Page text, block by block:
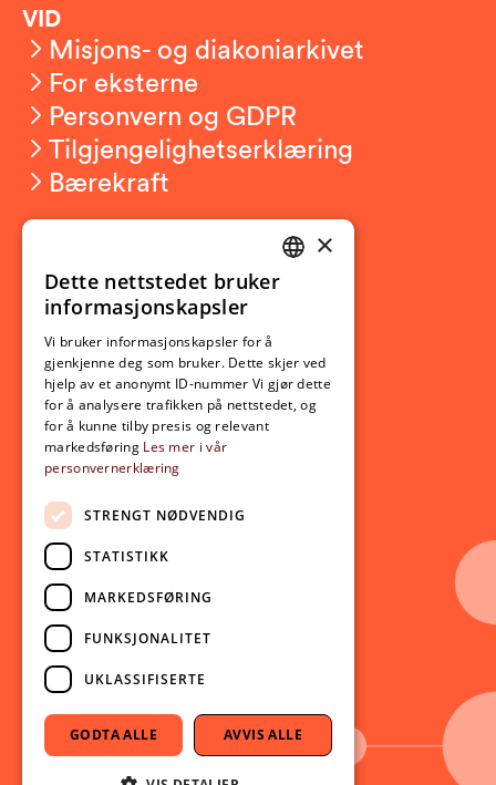
VID
Misjons- og diakoniarkivet
For eksterne
Personvern og GDPR
Tilgjengelighetserklæring
Bærekraft
Ny student
Utveksling
Opptak
Lov- og regelverk
Aktuelt
Nyheter
Arrangementer
Nyhetsbrev
Ledige stillinger
Følg oss på sosiale medier:
Facebook
Instagram
Youtube
LinkedIn
TikTok
NORWEGIAN
×
Dette nettstedet bruker
informasjonskapsler
Vi bruker informasjonskapsler for å
gjenkjenne deg som bruker. Dette skjer ved
hjelp av et anonymt ID-nummer Vi gjør dette
for å analysere trafikken på nettstedet, og
for å kunne tilby presis og relevant
markedsføring Les mer i vår
personvernerklæring
STRENGT NØDVENDIG
STATISTIKK
MARKEDSFØRING
FUNKSJONALITET
UKLASSIFISERTE
GODTA ALLE AVVIS ALLE